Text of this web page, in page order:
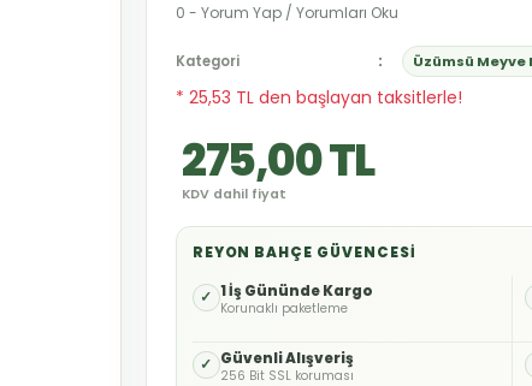
0 - Yorum Yap / Yorumları Oku
Kategori Üzümsü Meyve
* 25,53 TL den başlayan taksitlerle!
275,00 TL
KDV dahil fiyat
REYON BAHÇE GÜVENCESI
✓ 1 İş Gününde Kargo
Korunaklı paketleme
✓ Güvenli Alışveriş
256 Bit SSL koruması